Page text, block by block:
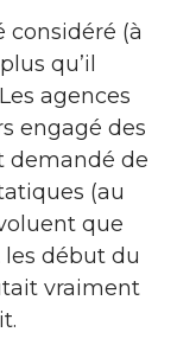
considéré (à
qu’il
agences
engagé des
demandé de
(au
que
les début du
vraiment